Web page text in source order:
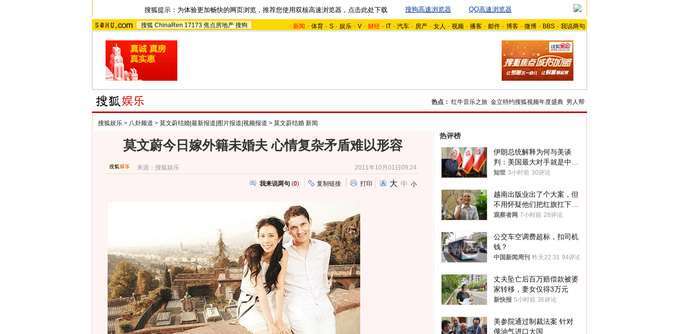
搜狐提示：为体验更加畅快的网页浏览，推荐您使用双核高速浏览器，点击此处下载 搜狗高速浏览器 QQ高速浏览器
搜狐 ChinaRen 17173 焦点房地产 搜狗 新闻 - 体育 - S - 娱乐 - V - 财经 - IT - 汽车 - 房产 - 女人 - 视频 - 播客 - 邮件 - 博客 - 微博 - BBS - 我说两句
热点： 红牛音乐之旅 金立特约搜狐视频年度盛典 男人帮
搜狐娱乐 > 八卦频道 > 莫文蔚结婚|最新报道|图片报道|视频报道 > 莫文蔚结婚 新闻
莫文蔚今日嫁外籍未婚夫 心情复杂矛盾难以形容
来源：搜狐娱乐 2011年10月01日09:24
我来说两句 (0) 复制链接 打印 大 中 小
热评榜
伊朗总统解释为何与美谈
判：美国最大对手就是中
国，但他们也在对话
知世 3小时前 30评论
越南出版业出了个大案，但
不用怀疑他们把红旗扛下去
的决心
观察者网 7小时前 28评论
公交车空调费超标，扣司机
钱？
中国新闻周刊 昨天22:31 94评论
丈夫坠亡后百万赔偿款被婆
家转移，妻女仅得3万元
新快报 5小时前 36评论
美参院通过制裁法案 针对
俄油气进口大国